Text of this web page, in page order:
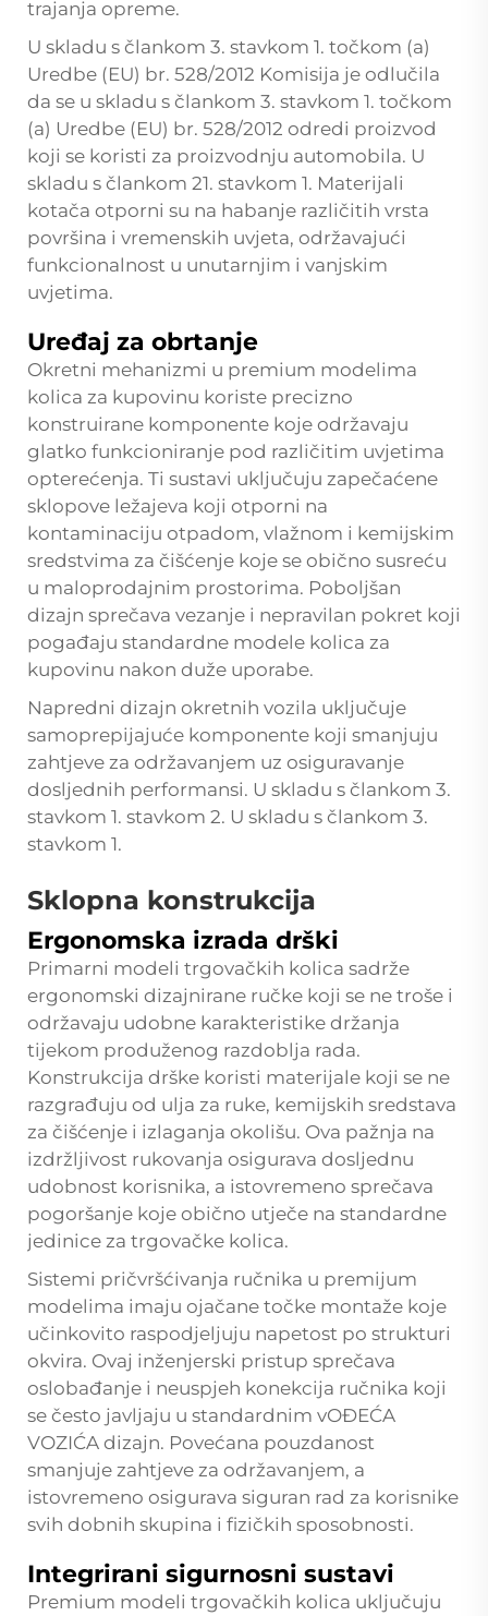
trajanja opreme.
U skladu s člankom 3. stavkom 1. točkom (a)
Uredbe (EU) br. 528/2012 Komisija je odlučila
da se u skladu s člankom 3. stavkom 1. točkom
(a) Uredbe (EU) br. 528/2012 odredi proizvod
koji se koristi za proizvodnju automobila. U
skladu s člankom 21. stavkom 1. Materijali
kotača otporni su na habanje različitih vrsta
površina i vremenskih uvjeta, održavajući
funkcionalnost u unutarnjim i vanjskim
uvjetima.
Uređaj za obrtanje
Okretni mehanizmi u premium modelima
kolica za kupovinu koriste precizno
konstruirane komponente koje održavaju
glatko funkcioniranje pod različitim uvjetima
opterećenja. Ti sustavi uključuju zapečaćene
sklopove ležajeva koji otporni na
kontaminaciju otpadom, vlažnom i kemijskim
sredstvima za čišćenje koje se obično susreću
u maloprodajnim prostorima. Poboljšan
dizajn sprečava vezanje i nepravilan pokret koji
pogađaju standardne modele kolica za
kupovinu nakon duže uporabe.
Napredni dizajn okretnih vozila uključuje
samoprepijajuće komponente koji smanjuju
zahtjeve za održavanjem uz osiguravanje
dosljednih performansi. U skladu s člankom 3.
stavkom 1. stavkom 2. U skladu s člankom 3.
stavkom 1.
Sklopna konstrukcija
Ergonomska izrada drški
Primarni modeli trgovačkih kolica sadrže
ergonomski dizajnirane ručke koji se ne troše i
održavaju udobne karakteristike držanja
tijekom produženog razdoblja rada.
Konstrukcija drške koristi materijale koji se ne
razgrađuju od ulja za ruke, kemijskih sredstava
za čišćenje i izlaganja okolišu. Ova pažnja na
izdržljivost rukovanja osigurava dosljednu
udobnost korisnika, a istovremeno sprečava
pogoršanje koje obično utječe na standardne
jedinice za trgovačke kolica.
Sistemi pričvršćivanja ručnika u premijum
modelima imaju ojačane točke montaže koje
učinkovito raspodjeljuju napetost po strukturi
okvira. Ovaj inženjerski pristup sprečava
oslobađanje i neuspjeh konekcija ručnika koji
se često javljaju u standardnim vOĐEĆA
VOZIĆA dizajn. Povećana pouzdanost
smanjuje zahtjeve za održavanjem, a
istovremeno osigurava siguran rad za korisnike
svih dobnih skupina i fizičkih sposobnosti.
Integrirani sigurnosni sustavi
Premium modeli trgovačkih kolica uključuju